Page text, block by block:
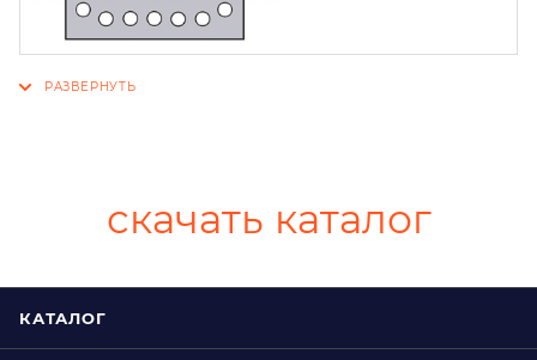
скачать каталог
КАТАЛОГ